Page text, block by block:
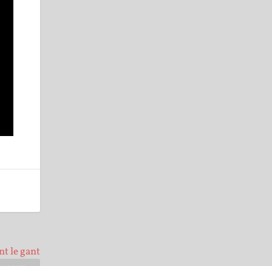
le gant